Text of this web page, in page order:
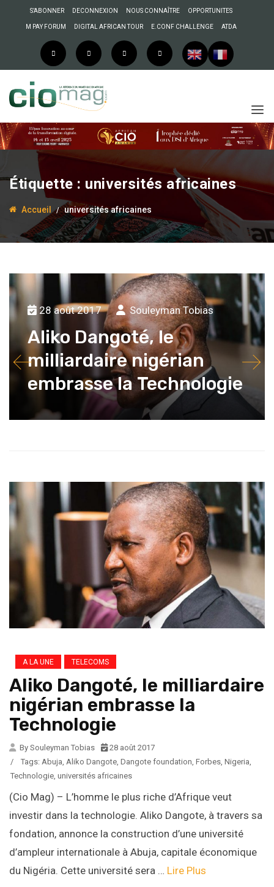
S’ABONNER DECONNEXION NOUS CONNAÎTRE OPPORTUNITES
M PAY FORUM DIGITAL AFRICAN TOUR E.CONF CHALLENGE ATDA
Étiquette : universités africaines
Accueil universités africaines
28 août 2017 Souleyman Tobias
Aliko Dangoté, le
milliardaire nigérian
embrasse la Technologie
A LA UNE TELECOMS
Aliko Dangoté, le milliardaire
nigérian embrasse la
Technologie
By Souleyman Tobias
28 août 2017
/
Tags: Abuja, Aliko Dangote, Dangote foundation, Forbes, Nigeria,
Technologie, universités africaines
(Cio Mag) – L’homme le plus riche d’Afrique veut
investir dans la technologie. Aliko Dangote, à travers sa
fondation, annonce la construction d’une université
d’ampleur internationale à Abuja, capitale économique
du Nigéria. Cette université sera … Lire Plus